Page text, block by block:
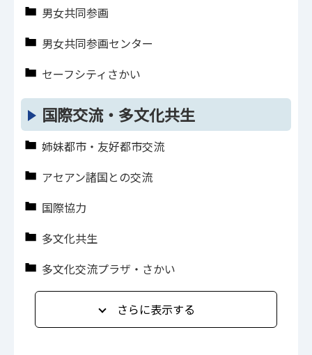
男女共同参画
男女共同参画センター
セーフシティさかい
国際交流・多文化共生
姉妹都市・友好都市交流
アセアン諸国との交流
国際協力
多文化共生
多文化交流プラザ・さかい
さらに表示する